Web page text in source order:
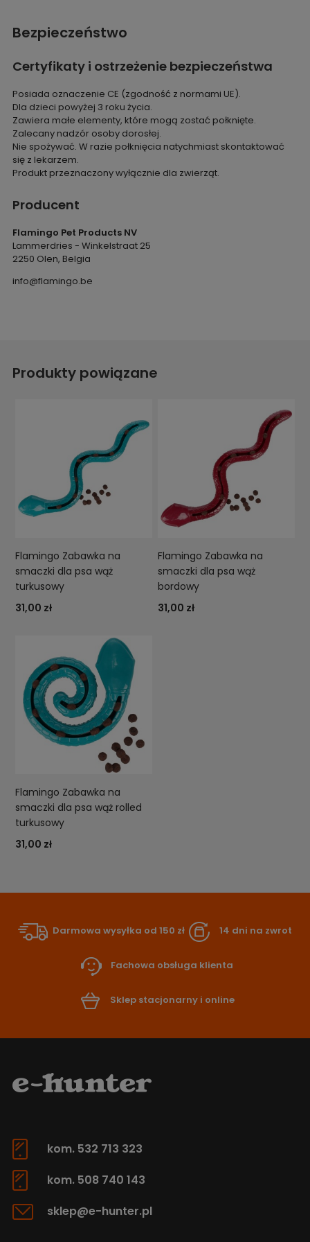
Bezpieczeństwo
Certyfikaty i ostrzeżenie bezpieczeństwa
Posiada oznaczenie CE (zgodność z normami UE).
Dla dzieci powyżej 3 roku życia.
Zawiera małe elementy, które mogą zostać połknięte.
Zalecany nadzór osoby dorosłej.
Nie spożywać. W razie połknięcia natychmiast skontaktować
się z lekarzem.
Produkt przeznaczony wyłącznie dla zwierząt.
Producent
Flamingo Pet Products NV
Lammerdries - Winkelstraat 25
2250 Olen, Belgia
info@flamingo.be
Produkty powiązane
Flamingo Zabawka na
smaczki dla psa wąż
turkusowy
31,00 zł
Flamingo Zabawka na
smaczki dla psa wąż
bordowy
31,00 zł
Flamingo Zabawka na
smaczki dla psa wąż rolled
turkusowy
31,00 zł
Darmowa wysyłka od 150 zł 14 dni na zwrot
Fachowa obsługa klienta
Sklep stacjonarny i online
kom. 532 713 323
kom. 508 740 143
sklep@e-hunter.pl